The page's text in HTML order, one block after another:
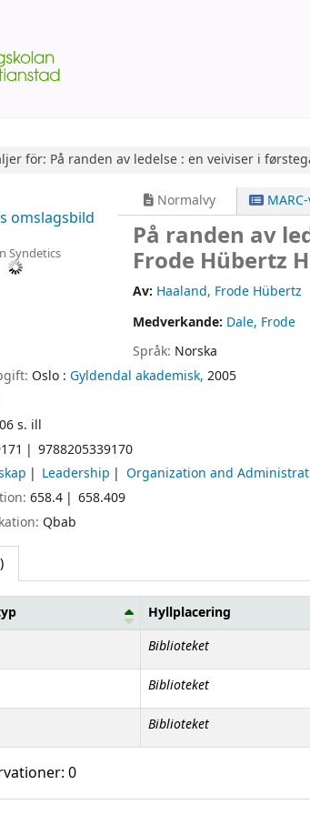
för: På randen av ledelse : en veiviser i
Syndetics
Normalvy
På randen av
Frode Hübertz
Av: Haaland, Frode Hübertz
Medverkande: Dale, Frode
Språk: Norska
Oslo : Gyldendal akademisk, 2005
s. ill
9788205339170
Leadership Organization and
658.4
658.409
Qbab
Hyllplacering
Biblioteket
Biblioteket
Biblioteket
0